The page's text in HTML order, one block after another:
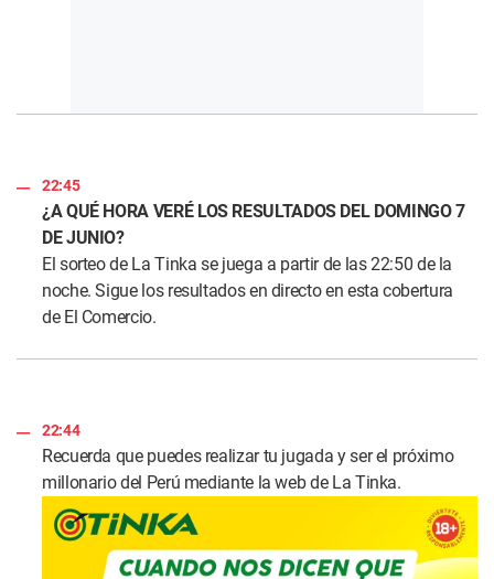
22:45
¿A QUÉ HORA VERÉ LOS RESULTADOS DEL DOMINGO 7
DE JUNIO?
El sorteo de La Tinka se juega a partir de las 22:50 de la
noche. Sigue los resultados en directo en esta cobertura
de El Comercio.
22:44
Recuerda que puedes realizar tu jugada y ser el próximo
millonario del Perú mediante la web de La Tinka.